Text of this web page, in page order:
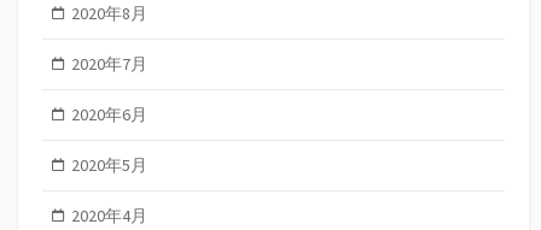
2020年8月
2020年7月
2020年6月
2020年5月
2020年4月